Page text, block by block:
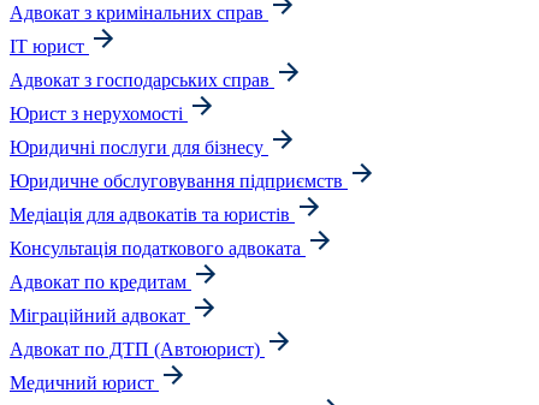
Адвокат з кримінальних справ
IT юрист
Адвокат з господарських справ
Юрист з нерухомості
Юридичні послуги для бізнесу
Юридичне обслуговування підприємств
Медіація для адвокатів та юристів
Консультація податкового адвоката
Адвокат по кредитам
Міграційний адвокат
Адвокат по ДТП (Автоюрист)
Медичний юрист